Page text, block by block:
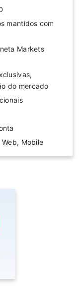
mantidos com
Markets
do mercado
Mobile